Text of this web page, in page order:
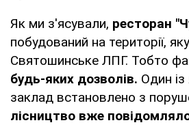
Як ми з'ясували, ресторан
побудований на території,
Святошинське ЛПГ. Тобто
будь-яких дозволів. Один
заклад встановлено з
лісництво вже